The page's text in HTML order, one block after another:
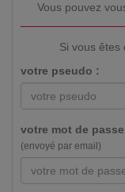
Vous pouvez
Si vous êtes
votre pseudo :
votre mot de
(envoyé par email)